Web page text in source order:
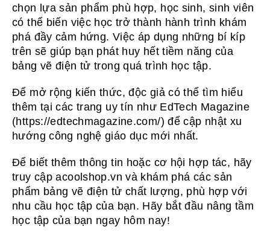
chọn lựa sản phẩm phù hợp, học sinh, sinh viên
có thể biến việc học trở thành hành trình khám
phá đầy cảm hứng. Việc áp dụng những bí kíp
trên sẽ giúp bạn phát huy hết tiềm năng của
bảng vẽ điện tử trong quá trình học tập.
Để mở rộng kiến thức, độc giả có thể tìm hiểu
thêm tại các trang uy tín như EdTech Magazine
(https://edtechmagazine.com/) để cập nhật xu
hướng công nghệ giáo dục mới nhất.
Để biết thêm thông tin hoặc cơ hội hợp tác, hãy
truy cập acoolshop.vn và khám phá các sản
phẩm bảng vẽ điện tử chất lượng, phù hợp với
nhu cầu học tập của bạn. Hãy bắt đầu nâng tầm
học tập của bạn ngay hôm nay!